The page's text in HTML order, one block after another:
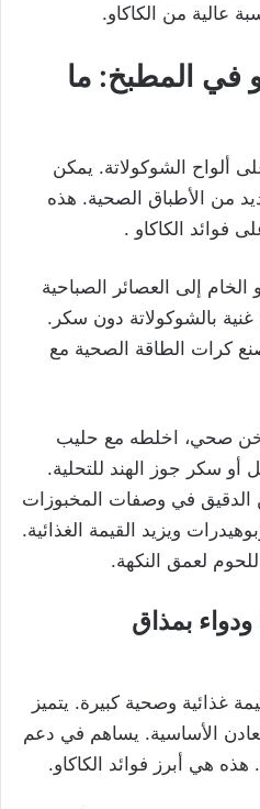
عالية من الكاكاو.
في المطبخ: ما
على ألواح الشوكولاتة. يمكن
من الأطباق الصحية. هذه
الكاكاو .
إلى العصائر الصباحية
بالشوكولاتة دون سكر.
كرات الطاقة الصحية مع
صحي، اخلطه مع حليب
سكر جوز الهند للتحلية.
الدقيق في وصفات المخبوزات
ويزيد القيمة الغذائية.
لعمق النكهة.
ودواء بمذاق
غذائية وصحية كبيرة. يتميز
الأساسية. يساهم في دعم
هي أبرز فوائد الكاكاو.